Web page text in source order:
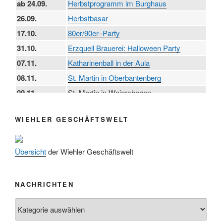
ab 24.09. Herbstprogramm im Burghaus
26.09. Herbstbasar
17.10. 80er/90er–Party
31.10. Erzquell Brauerei: Halloween Party
07.11. Katharinenball in der Aula
08.11. St. Martin in Oberbantenberg
09.11. St. Martin in Weiershagen
11.11. „DÜX“ im Burghaus
14.11.
15.11. Konzert Bielsteiner Männerchor
27.11.
Anknipsfest an der Oberbantenberger
29.11.
Adventskonzert Frauenchor
WIEHLER GESCHÄFTSWELT
Übersichtder Wiehler Geschäftswelt
NACHRICHTEN